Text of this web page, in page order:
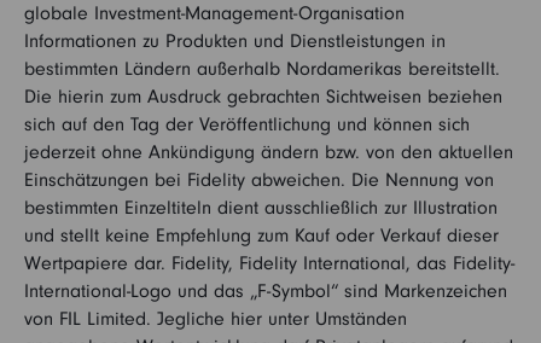
globale Investment-Management-Organisation
Informationen zu Produkten und Dienstleistungen in
bestimmten Ländern außerhalb Nordamerikas bereitstellt.
Die hierin zum Ausdruck gebrachten Sichtweisen beziehen
sich auf den Tag der Veröffentlichung und können sich
jederzeit ohne Ankündigung ändern bzw. von den aktuellen
Einschätzungen bei Fidelity abweichen. Die Nennung von
bestimmten Einzeltiteln dient ausschließlich zur Illustration
und stellt keine Empfehlung zum Kauf oder Verkauf dieser
Wertpapiere dar. Fidelity, Fidelity International, das Fidelity-
International-Logo und das „F-Symbol“ sind Markenzeichen
von FIL Limited. Jegliche hier unter Umständen